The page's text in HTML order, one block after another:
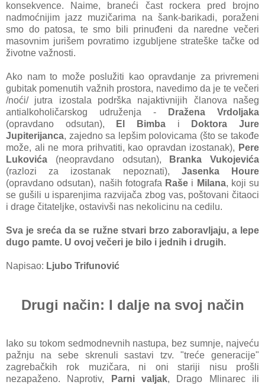
konsekvence. Naime, braneći čast rockera pred brojno
nadmoćnijim jazz muzičarima na šank-barikadi, poraženi
smo do patosa, te smo bili prinuđeni da naredne večeri
masovnim jurišem povratimo izgubljene strateške tačke od
životne važnosti.
Ako nam to može poslužiti kao opravdanje za privremeni
gubitak pomenutih važnih prostora, navedimo da je te večeri
/noći/ jutra izostala podrška najaktivnijih članova našeg
antialkoholičarskog udruženja -
Dražena Vrdoljaka
(opravdano odsutan),
El Bimba i
Doktora Jure
Jupiterijanca, zajedno sa lepšim polovicama (što se takođe
može, ali ne mora prihvatiti, kao opravdan izostanak), Pere
Lukovića (neopravdano odsutan),
Branka Vukojevića
(razlozi za izostanak nepoznati), Jasenka Houre
(opravdano odsutan), naših fotografa Raše i Milana, koji su
se gušili u isparenjima razvijača zbog vas, poštovani čitaoci
i drage čitateljke, ostavivši nas nekolicinu na cedilu.
Sva je sreća da se ružne stvari brzo zaboravljaju, a lepe
dugo pamte. U ovoj večeri je bilo i jednih i drugih.
Napisao: Ljubo Trifunović
Drugi način: I dalje na svoj način
Iako su tokom sedmodnevnih nastupa, bez sumnje, najveću
pažnju na sebe skrenuli sastavi tzv. "treće generacije"
zagrebačkih rok muzičara, ni oni stariji nisu prošli
nezapaženo. Naprotiv,
Parni valjak, Drago Mlinarec ili